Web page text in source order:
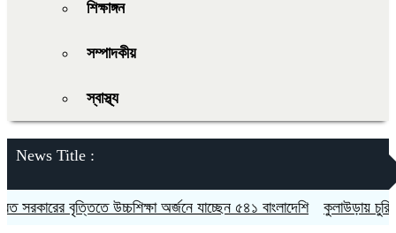
শিক্ষাঙ্গন
সম্পাদকীয়
স্বাস্থ্য
News Title :
বৃত্তিতে উচ্চশিক্ষা অর্জনে যাচ্ছেন ৫৪১ বাংলাদেশি কুলাউড়ায় চুরির